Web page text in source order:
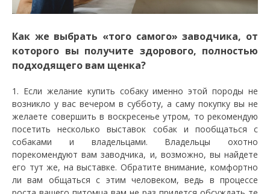
Как же выбрать «того самого» заводчика, от
которого вы получите здорового, полностью
подходящего вам щенка?
1. Если желание купить собаку именно этой породы не
возникло у вас вечером в субботу, а саму покупку вы не
желаете совершить в воскресенье утром, то рекомендую
посетить несколько выставок собак и пообщаться с
собаками и владельцами. Владельцы охотно
порекомендуют вам заводчика, и, возможно, вы найдете
его тут же, на выставке. Обратите внимание, комфортно
ли вам общаться с этим человеком, ведь в процессе